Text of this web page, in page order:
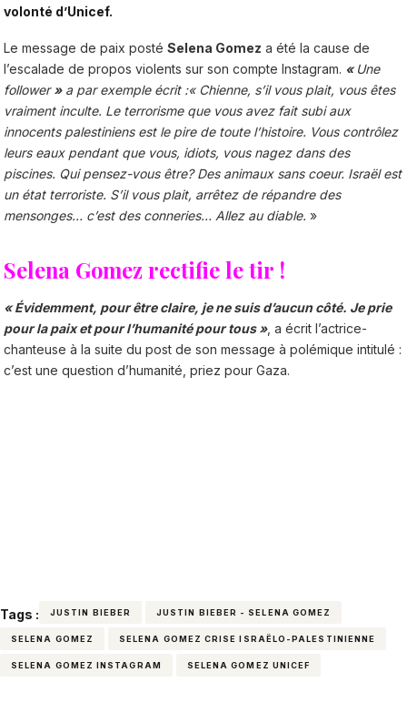
volonté d’Unicef.
Le message de paix posté Selena Gomez a été la cause de
l’escalade de propos violents sur son compte Instagram. «Une
follower»a par exemple écrit :« Chienne, s’il vous plait, vous êtes
vraiment inculte. Le terrorisme que vous avez fait subi aux
innocents palestiniens est le pire de toute l’histoire. Vous contrôlez
leurs eaux pendant que vous, idiots, vous nagez dans des
piscines. Qui pensez-vous être? Des animaux sans coeur. Israël est
un état terroriste. S’il vous plait, arrêtez de répandre des
mensonges… c’est des conneries… Allez au diable. »
Selena Gomez rectifie le tir !
« Évidemment, pour être claire, je ne suis d’aucun côté. Je prie
pour la paix et pour l’humanité pour tous », a écrit l’actrice-
chanteuse à la suite du post de son message à polémique intitulé :
c’est une question d’humanité, priez pour Gaza.
Tags : JUSTIN BIEBER JUSTIN BIEBER - SELENA GOMEZ
SELENA GOMEZ SELENA GOMEZ CRISE ISRAËLO-PALESTINIENNE
SELENA GOMEZ INSTAGRAM SELENA GOMEZ UNICEF